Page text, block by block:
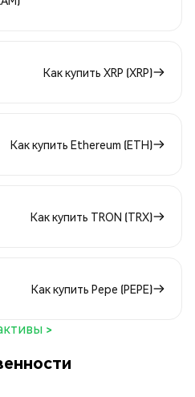
Как купить XRP (XRP)
Как купить Ethereum (ETH)
Как купить TRON (TRX)
Как купить Pepe (PEPE)
>